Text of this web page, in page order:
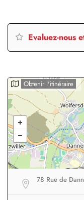
Evaluez-nous
Obtenir l'itinéraire
78 Rue de